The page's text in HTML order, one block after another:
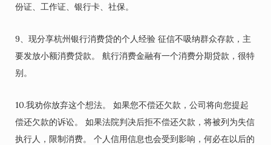
份证、工作证、银行卡、社保。
9、现分享杭州银行消费贷的个人经验 征信不吸纳群众存款，主
要发放小额消费贷款。 航行消费金融有一个消费分期贷款，很特
别。
10.我劝你放弃这个想法。 如果您不偿还欠款，公司将向您提起
偿还欠款的诉讼。 如果法院判决后拒不偿还欠款，将被列为失信
执行人，限制消费。 个人信用信息也会受到影响，何必在以后的